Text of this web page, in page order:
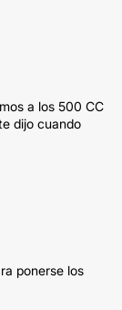
a los 500 CC
dijo cuando
ponerse los